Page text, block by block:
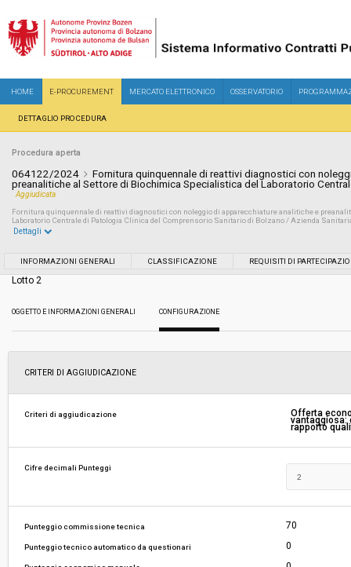
HOME E-PROCUREMENT MERCATO ELETTRONICO OSSERVATORIO
DETTAGLIO PROCEDURA
Procedura aperta
064122/2024
Fornitura quinquennale di reattivi diagnostici con
preanalitiche al Settore di Biochimica Specialistica del Laboratorio
Aggiudicata
Fornitura quinquennale di reattivi diagnostici con noleggio di apparecchiature analitiche e
Laboratorio Centrale di Patologia Clinica del Comprensorio Sanitario di Bolzano / Azienda
Tipo di contratto:
No
Scelta del contraente:
Valore stimato della procedura:
Dettagli
INFORMAZIONI GENERALI CLASSIFICAZIONE REQUISITI DI
Lotto 2
OGGETTO E INFORMAZIONI GENERALI CONFIGURAZIONE
CRITERI DI AGGIUDICAZIONE
Criteri di aggiudicazione Offerta
vantaggiosa:
rapporto
Cifre decimali Punteggi
Punteggio commissione tecnica 70
Punteggio tecnico automatico da questionari 0